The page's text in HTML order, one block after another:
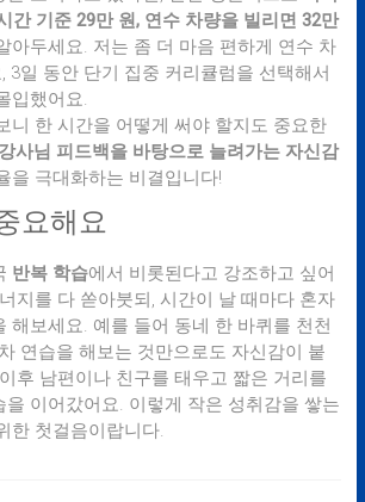
간 기준 29만 원, 연수 차량을 빌리면 32만
아두세요. 저는 좀 더 마음 편하게 연수 차
3일 동안 단기 집중 커리큘럼을 선택해서
입했어요.
니 한 시간을 어떻게 써야 할지도 중요한
사님 피드백을 바탕으로 늘려가는 자신감
을 극대화하는 비결입니다!
요해요
반복 학습에서 비롯된다고 강조하고 싶어
지를 다 쏟아붓되, 시간이 날 때마다 혼자
해보세요. 예를 들어 동네 한 바퀴를 천천
연습을 해보는 것만으로도 자신감이 붙
후 남편이나 친구를 태우고 짧은 거리를
을 이어갔어요. 이렇게 작은 성취감을 쌓는
한 첫걸음이랍니다.